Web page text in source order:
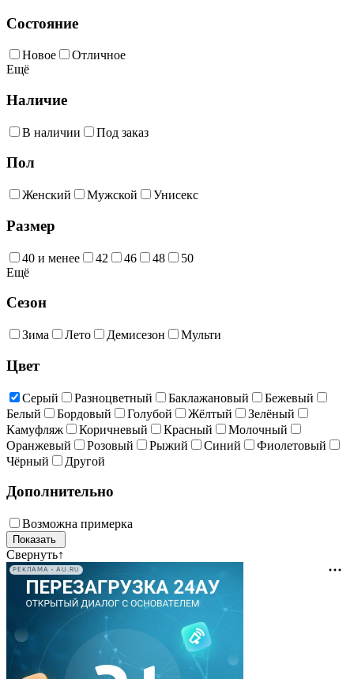
Состояние
Новое
Отличное
Ещё
Наличие
В наличии Под заказ
Пол
Женский Мужской Унисекс
Размер
40 и менее 42 46 48
50
Ещё
Сезон
Зима Лето Демисезон Мульти
Цвет
Серый Разноцветный Баклажановый
Бежевый
Белый
Бордовый Голубой Жёлтый
Зелёный
Камуфляж
Коричневый Красный
Молочный
Оранжевый
Розовый Рыжий Синий
Фиолетовый
Чёрный
Другой
Дополнительно
Возможна примерка
Свернуть↑
РЕКЛАМА • AU.RU